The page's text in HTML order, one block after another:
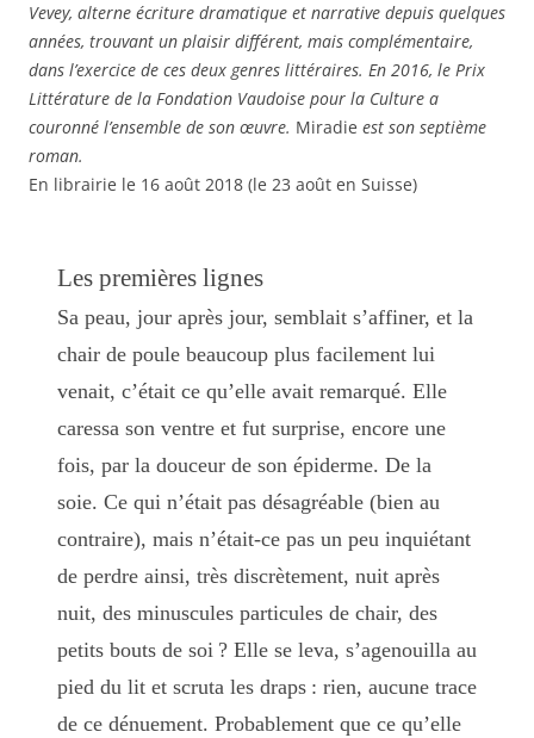
Vevey, alterne écriture dramatique et narrative depuis quelques
années, trouvant un plaisir différent, mais complémentaire,
dans l’exercice de ces deux genres littéraires. En 2016, le Prix
Littérature de la Fondation Vaudoise pour la Culture a
couronné l’ensemble de son œuvre. Miradie est son septième
roman.
En librairie le 16 août 2018 (le 23 août en Suisse)
Les premières lignes
Sa peau, jour après jour, semblait s’affiner, et la
chair de poule beaucoup plus facilement lui
venait, c’était ce qu’elle avait remarqué. Elle
caressa son ventre et fut surprise, encore une
fois, par la douceur de son épiderme. De la
soie. Ce qui n’était pas désagréable (bien au
contraire), mais n’était-ce pas un peu inquiétant
de perdre ainsi, très discrètement, nuit après
nuit, des minuscules particules de chair, des
petits bouts de soi ? Elle se leva, s’agenouilla au
pied du lit et scruta les draps : rien, aucune trace
de ce dénuement. Probablement que ce qu’elle